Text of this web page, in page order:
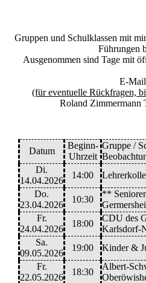
Gruppen und Schulklassen mit
Führungen
Ausgenommen sind Tage mit
E-
(für eventuelle Rückfragen,
Roland Zimmermann
Datum
Beginn-
Uhrzeit
Gruppe /
Di.
14.04.2026
14:00
Do.
23.04.2026
10:30
**
Fr.
24.04.2026
18:00
CDU des
Karlsdorf-
Sa.
09.05.2026
19:00
Kinder &
Fr.
22.05.2026
18:30
Albert-